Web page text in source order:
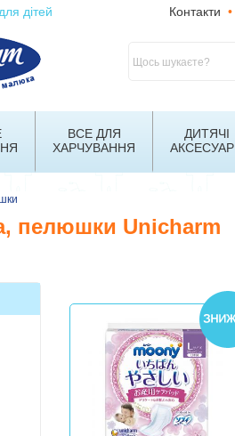
дітей Контакти •
ВСЕ ДЛЯ
ХАРЧУВАННЯ
ДИТЯЧІ
пелюшки Unicharm